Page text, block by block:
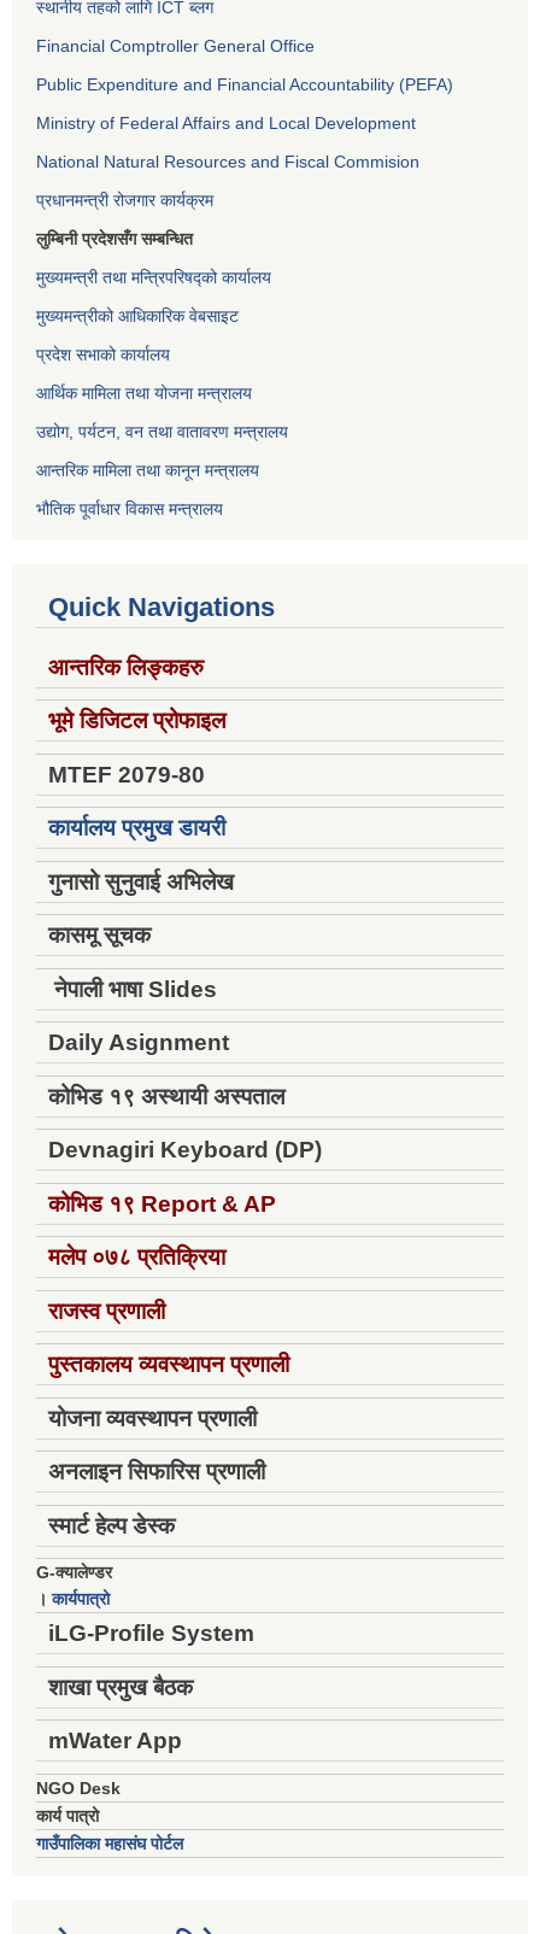
स्थानीय तहको लागि ICT ब्लग
Financial Comptroller General Office
Public Expenditure and Financial Accountability (PEFA)
Ministry of Federal Affairs and Local Development
National Natural Resources and Fiscal Commision
प्रधानमन्त्री रोजगार कार्यक्रम
लुम्बिनी प्रदेशसँग सम्बन्धित
मुख्यमन्त्री तथा मन्त्रिपरिषद्को कार्यालय
मुख्यमन्त्रीको आधिकारिक वेबसाइट
प्रदेश सभाको कार्यालय
आर्थिक मामिला तथा योजना मन्त्रालय
उद्योग, पर्यटन, वन तथा वातावरण मन्त्रालय
आन्तरिक मामिला तथा कानून मन्त्रालय
भौतिक पूर्वाधार विकास मन्त्रालय
Quick Navigations
आन्तरिक लिङ्कहरु
भूमे डिजिटल प्रोफाइल
MTEF 2079-80
कार्यालय प्रमुख डायरी
गुनासो सुनुवाई अभिलेख
कासमू सूचक
नेपाली भाषा Slides
Daily Asignment
कोभिड १९ अस्थायी अस्पताल
Devnagiri Keyboard (DP)
कोभिड १९ Report & AP
मलेप ०७८ प्रतिक्रिया
राजस्व प्रणाली
पुस्तकालय व्यवस्थापन प्रणाली
योजना व्यवस्थापन प्रणाली
अनलाइन सिफारिस प्रणाली
स्मार्ट हेल्प डेस्क
G-क्यालेण्डर
।कार्यपात्रो
iLG-Profile System
शाखा प्रमुख बैठक
mWater App
NGO Desk
कार्य पात्रो
गाउँपालिका महासंघ पोर्टल